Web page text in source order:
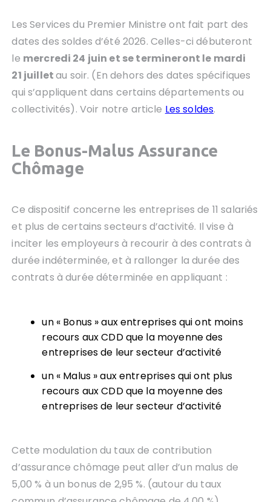
Les Services du Premier Ministre ont fait part des
dates des soldes d’été 2026. Celles-ci débuteront
le mercredi 24 juin et se termineront le mardi
21 juilletau soir. (En dehors des dates spécifiques
qui s’appliquent dans certains départements ou
collectivités). Voir notre article Les soldes.
Le Bonus-Malus Assurance
Chômage
Ce dispositif concerne les entreprises de 11 salariés
et plus de certains secteurs d’activité. Il vise à
inciter les employeurs à recourir à des contrats à
durée indéterminée, et à rallonger la durée des
contrats à durée déterminée en appliquant :
un « Bonus » aux entreprises qui ont moins
recours aux CDD que la moyenne des
entreprises de leur secteur d’activité
un « Malus » aux entreprises qui ont plus
recours aux CDD que la moyenne des
entreprises de leur secteur d’activité
Cette modulation du taux de contribution
d’assurance chômage peut aller d’un malus de
5,00 % à un bonus de 2,95 %. (autour du taux